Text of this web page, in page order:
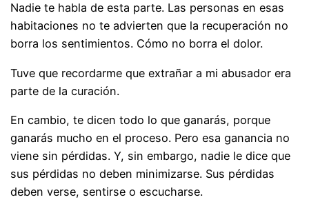
Nadie te habla de esta parte. Las personas en esas
habitaciones no te advierten que la recuperación no
borra los sentimientos. Cómo no borra el dolor.
Tuve que recordarme que extrañar a mi abusador era
parte de la curación.
En cambio, te dicen todo lo que ganarás, porque
ganarás mucho en el proceso. Pero esa ganancia no
viene sin pérdidas. Y, sin embargo, nadie le dice que
sus pérdidas no deben minimizarse. Sus pérdidas
deben verse, sentirse o escucharse.